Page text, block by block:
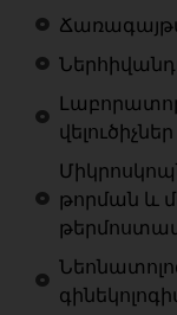
վելուծիչներ
թորման և